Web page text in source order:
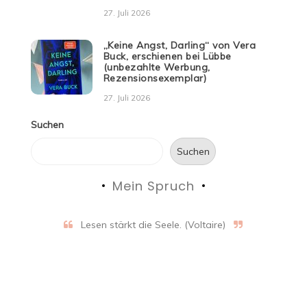
27. Juli 2026
„Keine Angst, Darling“ von Vera
Buck, erschienen bei Lübbe
(unbezahlte Werbung,
Rezensionsexemplar)
27. Juli 2026
Suchen
Suchen
Mein Spruch
Lesen stärkt die Seele. (Voltaire)